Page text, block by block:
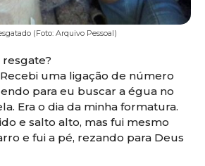
(Foto: Arquivo Pessoal)
resgate?
uma ligação de número
para eu buscar a égua no
Era o dia da minha formatura.
e salto alto, mas fui mesmo
e fui a pé, rezando para Deus